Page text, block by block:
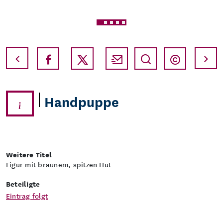
Vollbild
Handpuppe
Weitere Titel
Figur mit braunem, spitzen Hut
Beteiligte
Eintrag folgt